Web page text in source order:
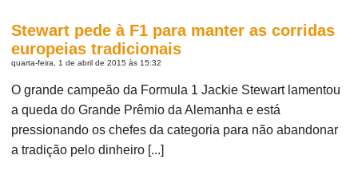
Stewart pede à F1 para manter as corridas
europeias tradicionais
quarta-feira, 1 de abril de 2015 às 15:32
O grande campeão da Formula 1 Jackie Stewart lamentou
a queda do Grande Prêmio da Alemanha e está
pressionando os chefes da categoria para não abandonar
a tradição pelo dinheiro [...]